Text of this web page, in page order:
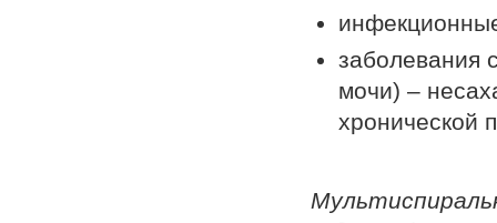
заболевания
мочи) –
хронической